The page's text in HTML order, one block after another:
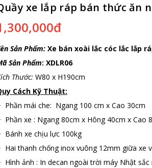
xe lắp ráp bán thức ăn
Sản Phẩm:Xe bán xoài lắc cóc lắc lắp
Sản Phẩm: XDLR06
Thước: W80 x H190cm
Cách Kỹ Thuật:
Phần mái che: Ngang 100 cm x Cao 30cm
Phần xe : Ngang 80cm x Hông 40cm x Cao
Bánh xe chịu lực 100kg
Hai thanh chống inox vuông 12mm giữa xe
Hình ảnh : In decan ngoài trời máy Nhật sắc